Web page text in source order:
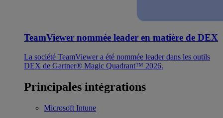
TeamViewer nommée leader en matière de DEX
La société TeamViewer a été nommée leader dans les outils
DEX de Gartner® Magic Quadrant™ 2026.
Principales intégrations
Microsoft Intune